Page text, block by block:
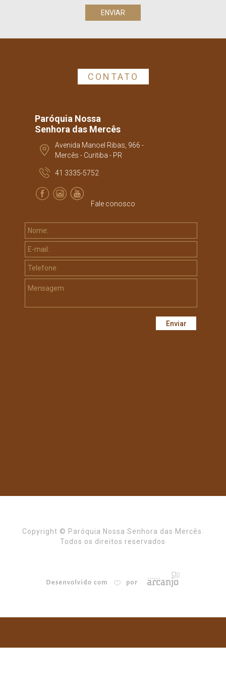
CONTATO
Paróquia Nossa
Senhora das Mercês
Avenida Manoel Ribas, 966 -
Mercês - Curitiba - PR
41 3335-5752
Fale conosco
Copyright © Paróquia Nossa Senhora das Mercês.
Todos os direitos reservados